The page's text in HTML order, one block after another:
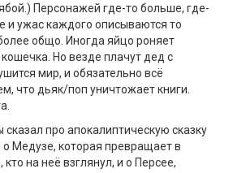
Персонажей где-то больше, где-
и ужас каждого описываются то
общо. Иногда яйцо роняет
Но везде плачут дед с
мир, и обязательно всё
что дьяк/поп уничтожает книги.
сказал про апокалиптическую сказку
Медузе, которая превращает в
на неё взглянул, и о Персее,